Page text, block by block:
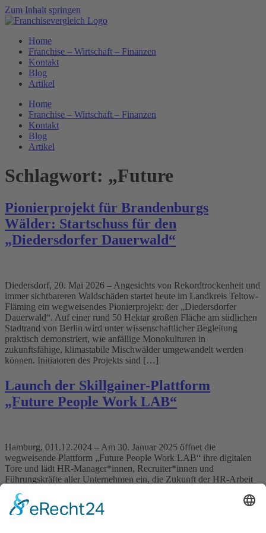
Zum Inhalt springen
Home
Franchise – Wirtschaft – Finanzen
Kontakt
Blog
Artikel
Home
Franchise – Wirtschaft – Finanzen
Kontakt
Blog
Artikel
Schlagwort: „Future
Pionierprojekt für Brandenburgs
Wälder: Startschuss für den
„Diedersdorfer Dauerwald“
Diedersdorf, 20. Mai 2026 – Angesichts von Rekordtrockenheit und
immer sichtbareren Waldschäden startet heute im Landkreis Teltow-
Fläming ein wegweisendes Pionierprojekt: der „Diedersdorfer
Dauerwald“. Auf einer rund 50 Hektar großen Fläche am südlichen
Stadtrand von Berlin wird unter wissenschaftlicher Begleitung
praktisch demonstriert, wie anfällige Monokulturen in
zukunftsfähige, klimastabile Mischwälder umgewandelt werden
können. Initiatoren des Projekts sind […]
Launch der Skillgainer-Plattform
„Future People Work LAB“
Hamburg, 011.12.2024 – Am 30. Januar 2025 öffnet die
wegweisende Plattform „Future People Work LAB“ ihre digitalen
Tore und lädt HR-Manager*innen, Recruiter*innen und
Führungskräfte aller Unternehmen ein, die Zukunft der HR-Arbeit
strategischen Partner am C-Level-Tisch zu etablieren, indem es den
Alltag der Verantwortlichen in den Themen Talent […]